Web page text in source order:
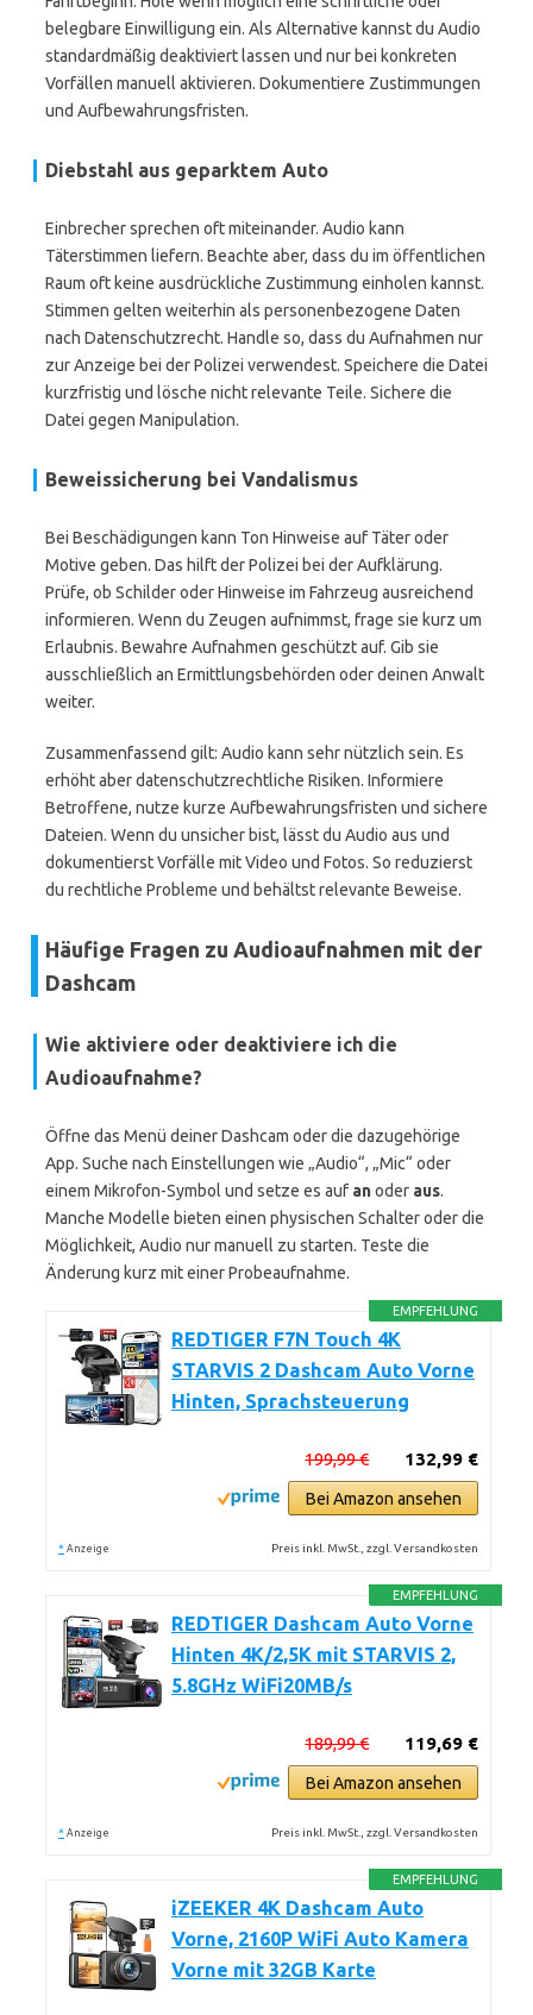
belegbare Einwilligung ein. Als Alternative kannst du Audio
standardmäßig deaktiviert lassen und nur bei konkreten
Vorfällen manuell aktivieren. Dokumentiere Zustimmungen
und Aufbewahrungsfristen.
Diebstahl aus geparktem Auto
Einbrecher sprechen oft miteinander. Audio kann
Täterstimmen liefern. Beachte aber, dass du im öffentlichen
Raum oft keine ausdrückliche Zustimmung einholen kannst.
Stimmen gelten weiterhin als personenbezogene Daten
nach Datenschutzrecht. Handle so, dass du Aufnahmen nur
zur Anzeige bei der Polizei verwendest. Speichere die Datei
kurzfristig und lösche nicht relevante Teile. Sichere die
Datei gegen Manipulation.
Beweissicherung bei Vandalismus
Bei Beschädigungen kann Ton Hinweise auf Täter oder
Motive geben. Das hilft der Polizei bei der Aufklärung.
Prüfe, ob Schilder oder Hinweise im Fahrzeug ausreichend
informieren. Wenn du Zeugen aufnimmst, frage sie kurz um
Erlaubnis. Bewahre Aufnahmen geschützt auf. Gib sie
ausschließlich an Ermittlungsbehörden oder deinen Anwalt
weiter.
Zusammenfassend gilt: Audio kann sehr nützlich sein. Es
erhöht aber datenschutzrechtliche Risiken. Informiere
Betroffene, nutze kurze Aufbewahrungsfristen und sichere
Dateien. Wenn du unsicher bist, lässt du Audio aus und
dokumentierst Vorfälle mit Video und Fotos. So reduzierst
du rechtliche Probleme und behältst relevante Beweise.
Häufige Fragen zu Audioaufnahmen mit der
Dashcam
Wie aktiviere oder deaktiviere ich die
Audioaufnahme?
Öffne das Menü deiner Dashcam oder die dazugehörige
App. Suche nach Einstellungen wie „Audio“, „Mic“ oder
einem Mikrofon-Symbol und setze es auf anoder aus.
Manche Modelle bieten einen physischen Schalter oder die
Möglichkeit, Audio nur manuell zu starten. Teste die
Änderung kurz mit einer Probeaufnahme.
EMPFEHLUNG
REDTIGER F7N Touch 4K
STARVIS 2 Dashcam Auto Vorne
Hinten, Sprachsteuerung
132,99 €
199,99 €
Bei Amazon ansehen
* Anzeige Preis inkl. MwSt., zzgl. Versandkosten
EMPFEHLUNG
REDTIGER Dashcam Auto Vorne
Hinten 4K/2,5K mit STARVIS 2,
5.8GHz WiFi20MB/s
119,69 €
189,99 €
Bei Amazon ansehen
* Anzeige Preis inkl. MwSt., zzgl. Versandkosten
EMPFEHLUNG
iZEEKER 4K Dashcam Auto
Vorne, 2160P WiFi Auto Kamera
Vorne mit 32GB Karte